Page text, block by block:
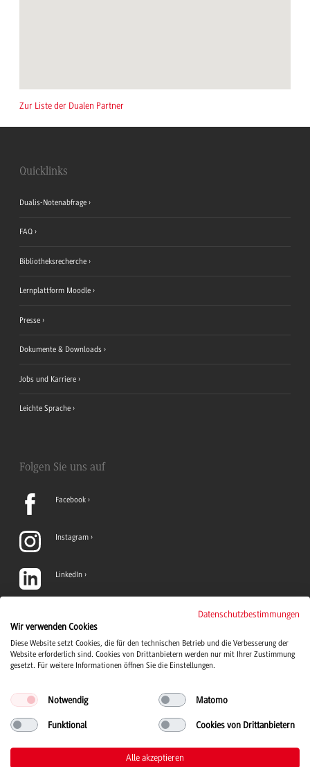
Zur Liste der Dualen Partner
Quicklinks
Dualis-Notenabfrage
FAQ
Bibliotheksrecherche
Lernplattform Moodle
Presse
Dokumente & Downloads
Jobs und Karriere
Leichte Sprache
Folgen Sie uns auf
Facebook
Instagram
LinkedIn
YouTube
© 2026 Duale Hochschule Baden-Württemberg
Datenschutzbestimmungen
Wir verwenden Cookies
Diese Website setzt Cookies, die für den technischen Betrieb und die Verbesserung der
Website erforderlich sind. Cookies von Drittanbietern werden nur mit Ihrer Zustimmung
gesetzt. Für weitere Informationen öffnen Sie die Einstellungen.
Notwendig Matomo
Funktional Cookies von Drittanbietern
Alle akzeptieren